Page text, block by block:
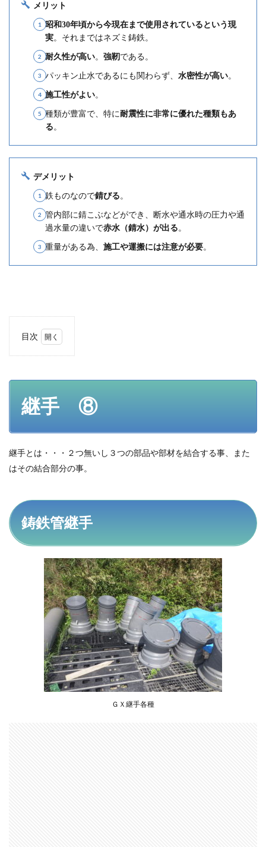
メリット
昭和30年頃から今現在まで使用されているという現
実。それまではネズミ鋳鉄。
耐久性が高い。 強靭 である。
パッキン止水であるにも関わらず、 水密性が高い。
施工性がよい。
種類が豊富で、特に耐震性に非常に優れた種類もあ
る。
デメリット
鉄ものなので錆びる。
管内部に錆こぶなどができ、断水や通水時の圧力や通
過水量の違いで赤水（錆水）が出る。
重量がある為、 施工や運搬には注意が必要。
目次
1.1
鋳鉄
1.1.1
ダクタ
手
1.1.1.1
特徴
1.1.1.2
種類と解
説、使用
法等
継手 ⑧
継手とは・・・２つ無いし３つの部品や部材を結合する事、また
はその結合部分の事。
鋳鉄管継手
ＧＸ継手各種